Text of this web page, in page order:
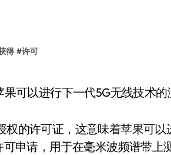
得 #许可
可以进行下一代5G无线技术的
权的许可证，这意味着苹果可以
申请，用于在毫米波频谱带上